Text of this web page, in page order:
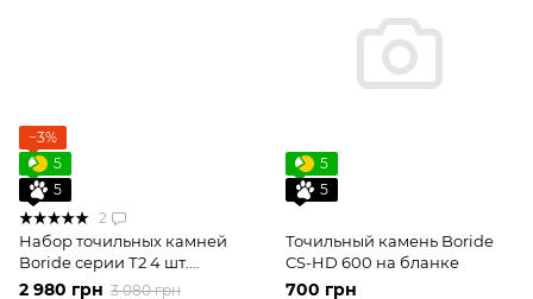
−3%
5
5
2
Набор точильных камней
Boride серии Т2 4 шт.
F150/320/600/1200 на
2 980 грн 3 080 грн
5
5
Точильный камень Boride
CS-HD 600 на бланке
700 грн